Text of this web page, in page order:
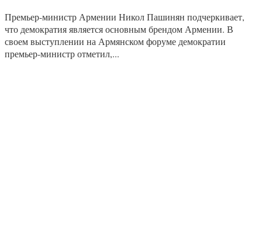
Премьер-министр Армении Никол Пашинян подчеркивает,
что демократия является основным брендом Армении. В
своем выступлении на Армянском форуме демократии
премьер-министр отметил,...